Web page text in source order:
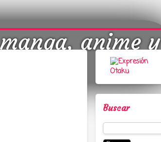
anime y
Buscar
Buscar: